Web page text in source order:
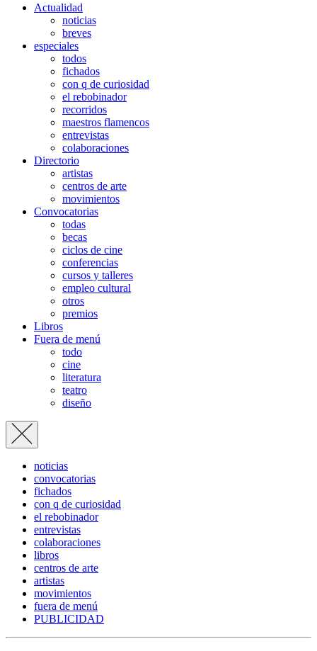
Actualidad
noticias
breves
especiales
todos
fichados
con q de curiosidad
el rebobinador
recorridos
maestros flamencos
entrevistas
colaboraciones
Directorio
artistas
centros de arte
movimientos
Convocatorias
todas
becas
ciclos de cine
conferencias
cursos y talleres
empleo cultural
otros
premios
Libros
Fuera de menú
todo
cine
literatura
teatro
diseño
noticias
convocatorias
fichados
con q de curiosidad
el rebobinador
entrevistas
colaboraciones
libros
centros de arte
artistas
movimientos
fuera de menú
PUBLICIDAD